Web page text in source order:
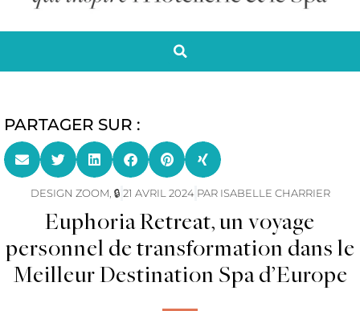
PARTAGER SUR :
DESIGN ZOOM 🔒 21 AVRIL 2024 PARISABELLE CHARRIER
Euphoria Retreat, un voyage
personnel de transformation dans le
Meilleur Destination Spa d’Europe